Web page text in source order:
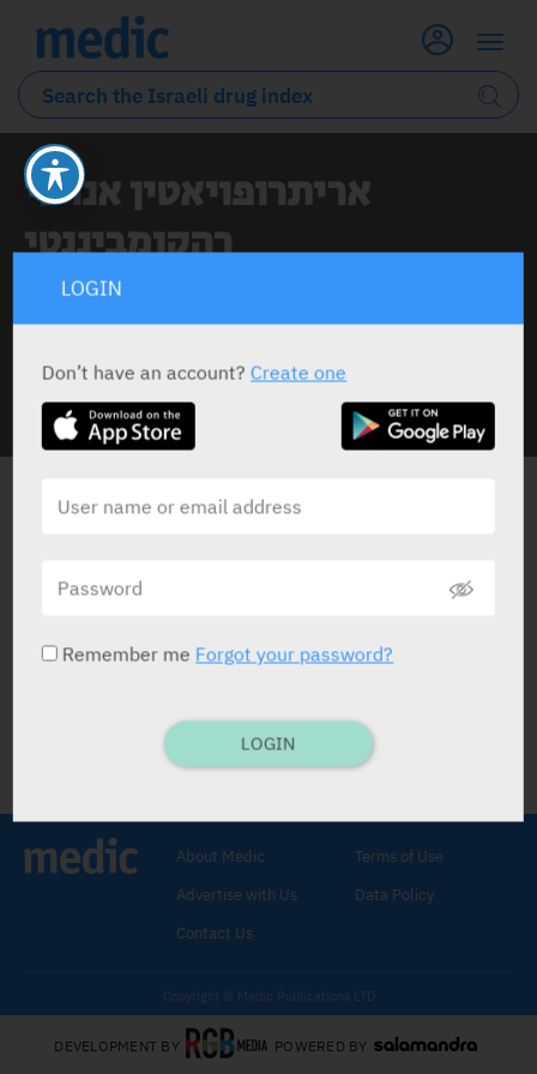
אריתרופויאטין אנושי
רהקומביננטי
1 Article classified under this topic
INFO LINE
מדוע ישנם שני שיאים בערכי אריתרופרון
BRITISH JOURNAL OF PHARMACOLOGY
About Medic
Advertise with Us
Contact Us
Terms of Use
Data Policy
Copyright © Medic Publications LTD
DEVELOPMENT BY POWERED BY
LOGIN
Don’t have an account?Create one
Remember me Forgot your password?
LOGIN